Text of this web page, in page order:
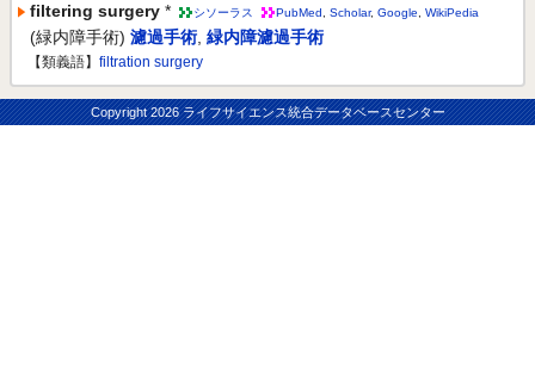
filtering surgery * シソーラス PubMed Scholar, Google WikiPedia
(緑内障手術) 濾過手術 緑内障濾過手術
【類義語】 filtration surgery
Copyright2026 ライフサイエンス統合データベースセンター